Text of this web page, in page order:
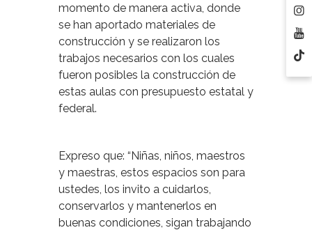
momento de manera activa, donde
se han aportado materiales de
construcción y se realizaron los
trabajos necesarios con los cuales
fueron posibles la construcción de
estas aulas con presupuesto estatal y
federal.
Expreso que: “Niñas, niños, maestros
y maestras, estos espacios son para
ustedes, los invito a cuidarlos,
conservarlos y mantenerlos en
buenas condiciones, sigan trabajando